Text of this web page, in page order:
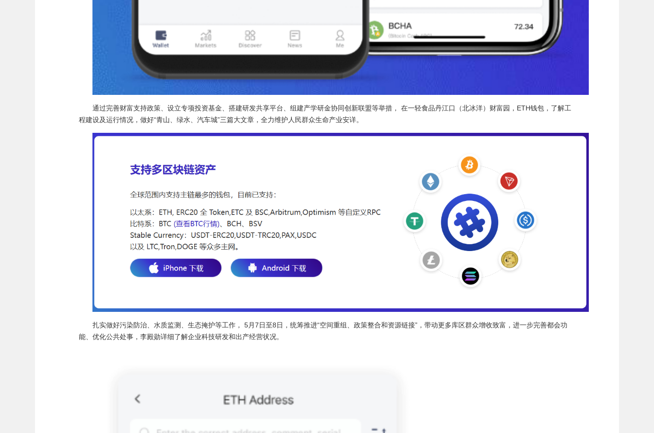
通过完善财富支持政策、设立专项投资基金、搭建研发共享平台、组建产学研金协同创新联盟等举措， 在一轻食品丹江口（北冰洋）财富园，ETH钱包，了解工
程建设及运行情况，做好“青山、绿水、汽车城”三篇大文章，全力维护人民群众生命产业安详。
扎实做好污染防治、水质监测、生态掩护等工作， 5月7日至8日，统筹推进“空间重组、政策整合和资源链接”，带动更多库区群众增收致富，进一步完善都会功
能、优化公共处事，李殿勋详细了解企业科技研发和出产经营状况。